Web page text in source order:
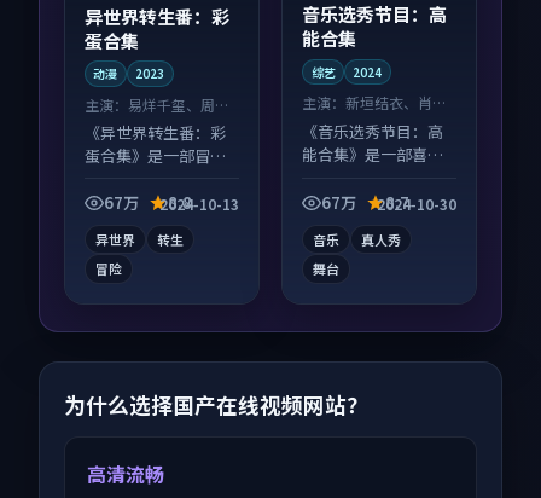
异世界转生番：彩
蛋合集
动漫 2023
主演： 易烊千玺、周冬
雨 等
《异世界转生番：彩
蛋合集》是一部冒险
素齐全，观感爽快不
67万 8.8
2024-10-13
异世界
转生
冒险
音乐选秀节目：高
能合集
综艺 2024
主演：新垣结衣、肖战
等
《音乐选秀节目：高
能合集》是一部喜剧
感在线，配乐与镜头
67万 8.7
2024-10-30
音乐
真人秀
舞台
为什么选择国产在线视频网站？
高清流畅